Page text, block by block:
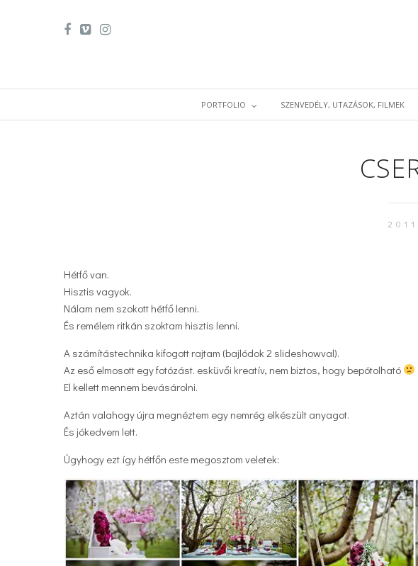
PORTFOLIO SZENVEDÉLY, UTAZÁSOK, FILMEK
Hétfő van.
Hisztis vagyok.
Nálam nem szokott hétfő lenni.
És remélem ritkán szoktam hisztis lenni.
A számítástechnika kifogott rajtam (bajlódok 2 slideshowval).
Az eső elmosott egy fotózást. esküvői kreatív, nem biztos, hogy bepótolható
El kellett mennem bevásárolni.
Aztán valahogy újra megnéztem egy nemrég elkészült anyagot.
És jókedvem lett.
Úgyhogy ezt így hétfőn este megosztom veletek: